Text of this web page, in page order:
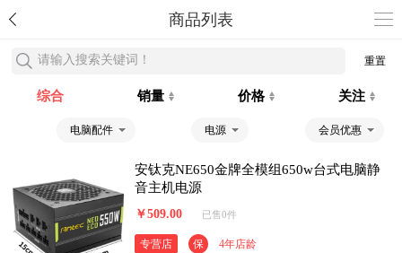
商品列表
请输入搜索关键词！ 重置
综合 销量 价格 关注
电脑配件 电源 会员优惠
安钛克NE650金牌全模组650w台式电脑静
音主机电源
￥509.00 已售0件
专营店 保 4年店龄